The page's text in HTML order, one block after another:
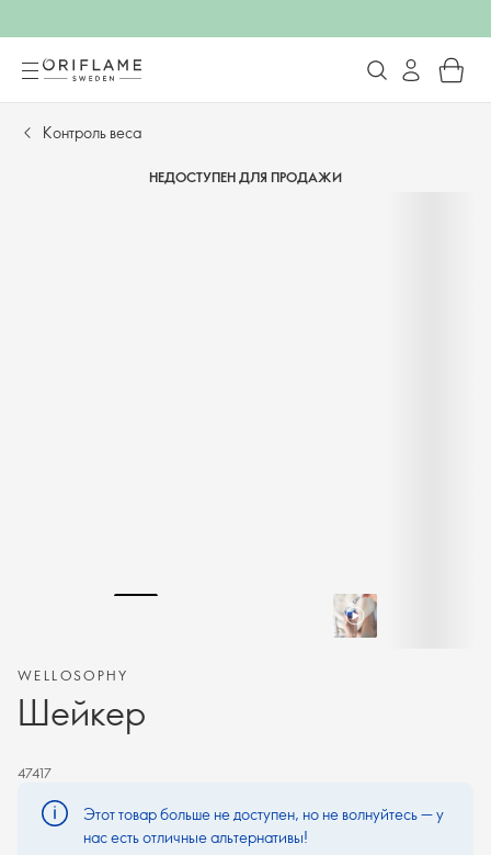
Контроль веса
НЕДОСТУПЕН ДЛЯ ПРОДАЖИ
WELLOSOPHY
Шейкер
47417
Этот товар больше не доступен, но не волнуйтесь — у
нас есть отличные альтернативы!